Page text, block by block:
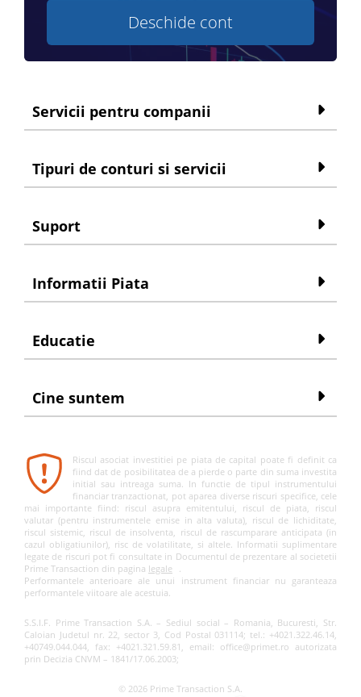
Deschide cont
Servicii pentru companii
Tipuri de conturi si servicii
Suport
Informatii Piata
Educatie
Cine suntem
Riscul asociat investitiei pe piata de capital poate fi definit ca
fiind dat de posibilitatea de a pierde o parte din suma investita
initial sau intreaga suma. In functie de tipul instrumentului
financiar tranzactionat, pot aparea diverse riscuri specifice, cele
mai importante fiind: riscul asupra emitentului, riscul de piata, riscul
valutar (pentru instrumentele emise in alta valuta), riscul de lichiditate,
riscul sistemic, riscul de insolventa, riscul de rascumparare anticipata (in
cazul obligatiunilor), risc de volatilitate, si altele. Informatii suplimentare
legate de riscuri pot fi consultate in Documentul de prezentare al societetii
Prime Transaction din pagina legale
.
Performantele anterioare ale unui instrument financiar nu garanteaza
performantele viitoare ale acestuia.
S.S.I.F. Prime Transaction S.A. – Sediul social – Romania, Bucuresti, Str.
Caloian Judetul nr. 22, sector 3, Cod Postal 031114; tel.: +4021.322.46.14,
+40749.044.044, fax: +4021.321.59.81, email: office@primet.ro autorizata
prin Decizia CNVM – 1841/17.06.2003;
© 2026 Prime Transaction S.A.